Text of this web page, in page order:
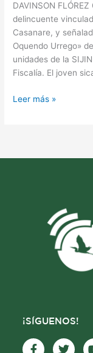
DAVINSON
delincuente
Casanare, y
Oquendo Urrego»
unidades de la
Fiscalía. El joven
Leer más »
¡SÍGUENOS!
F
T